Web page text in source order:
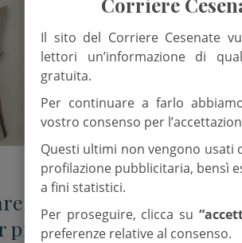
Polizia locale al
prevenire le baby
Il sito del Corriere Cesenate
lettori un’informazione di
gratuita.
Per continuare a farlo
vostro consenso per
Questi ultimi non vengono usati
profilazione pubblicitaria, bensì
a fini statistici.
Per proseguire, clicca su
preferenze relative al consenso.